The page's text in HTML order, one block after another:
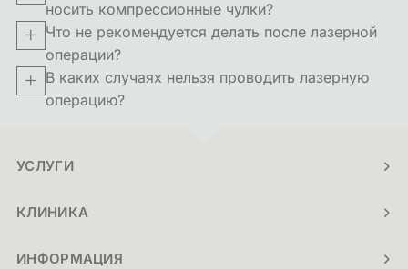
носить компрессионные чулки?
Что не рекомендуется делать после лазерной
операции?
В каких случаях нельзя проводить лазерную
операцию?
УСЛУГИ
КЛИНИКА
ИНФОРМАЦИЯ